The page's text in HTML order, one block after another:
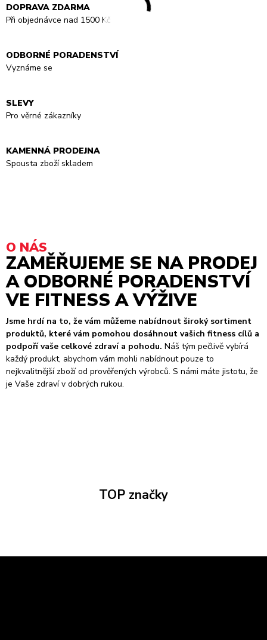
DOPRAVA ZDARMA
Při objednávce nad 1500 Kč
ODBORNÉ PORADENSTVÍ
Vyznáme se
SLEVY
Pro věrné zákazníky
KAMENNÁ PRODEJNA
Spousta zboží skladem
O NÁS
ZAMĚŘUJEME SE NA PRODEJ
A ODBORNÉ PORADENSTVÍ
VE FITNESS A VÝŽIVE
Jsme hrdí na to, že vám můžeme nabídnout široký sortiment
produktů, které vám pomohou dosáhnout vašich fitness cílů a
podpoří vaše celkové zdraví a pohodu. Náš tým pečlivě vybírá
každý produkt, abychom vám mohli nabídnout pouze to
nejkvalitnější zboží od prověřených výrobců. S námi máte jistotu, že
je Vaše zdraví v dobrých rukou.
TOP značky